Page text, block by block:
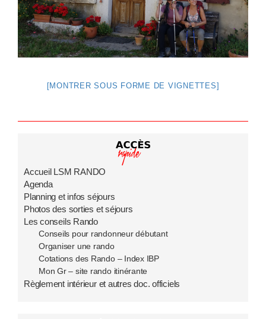
[MONTRER SOUS FORME DE VIGNETTES]
Accueil LSM RANDO
Agenda
Planning et infos séjours
Photos des sorties et séjours
Les conseils Rando
Conseils pour randonneur débutant
Organiser une rando
Cotations des Rando – Index IBP
Mon Gr – site rando itinérante
Règlement intérieur et autres doc. officiels